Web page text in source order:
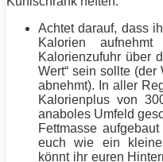
Achtet darauf, dass
Kalorien
Kalorienzufuhr über
Wert“ sein sollte
abnehmt). In aller
Kalorienplus von
anaboles Umfeld
Fettmasse
euch wie ein
könnt ihr euren